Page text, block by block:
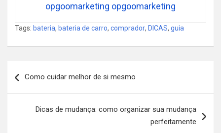
opgoomarketing opgoomarketing
Tags: bateria, bateria de carro, comprador, DICAS, guia
de
Como cuidar melhor de si mesmo
Dicas de mudança: como organizar sua mudança
perfeitamente